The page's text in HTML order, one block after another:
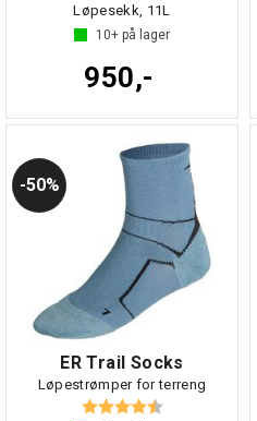
Løpesekk, 11L
10+ på lager
950,-
50%
ER Trail Socks
Løpestrømper for terreng
Karakter: 4.8 av 5 mulige